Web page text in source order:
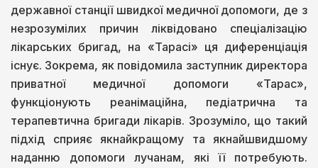
державної станції швидкої медичної допомоги, де з
незрозумілих причин ліквідовано спеціалізацію
лікарських бригад, на «Тарасі» ця диференціація
існує. Зокрема, як повідомила заступник директора
приватної медичної допомоги «Тарас»,
функціонують реанімаційна, педіатрична та
терапевтична бригади лікарів. Зрозуміло, що такий
підхід сприяє якнайкращому та якнайшвидшому
наданню допомоги лучанам, які її потребують.